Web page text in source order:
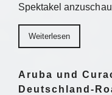
Spektakel
Weiterlesen
Aruba und
Deutschland-